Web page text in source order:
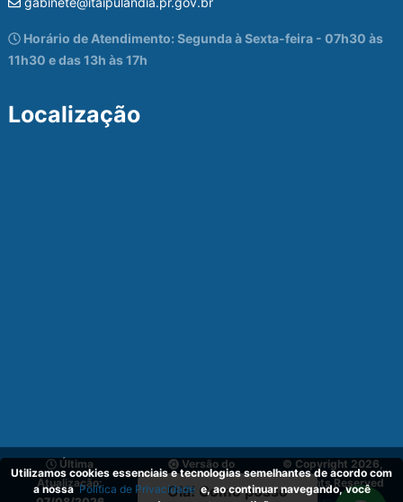
Olá! Como posso
Horário de Atendimento: Segunda à Sexta-feira - 07h30 às
11h30 e das 13h às 17h
Localização
Última
Atualização:
Versão do
Sistema:
v_1.1
© Copyright 2026,
All Rights Reserved
Utilizamos cookies essenciais e tecnologias semelhantes de acordo com
a nossaPolítica de Privacidadee, ao continuar navegando, você